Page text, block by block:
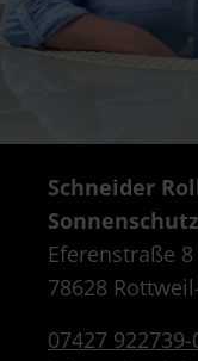
Schneider
Eferenstraße 8
78628
07427 922739-